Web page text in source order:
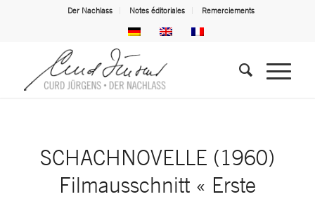
Der Nachlass Notes éditoriales Remerciements
SCHACHNOVELLE (1960)
Filmausschnitt « Erste